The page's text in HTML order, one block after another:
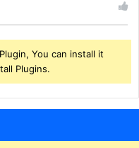
You can install it
Plugins.